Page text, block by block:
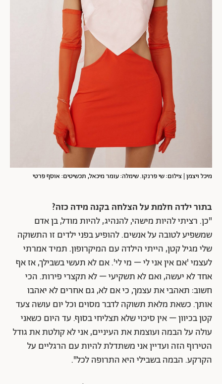
מיכל ויצמן | צילום: שי פרנקו. שימלה: עומר מיכאל, תכשיטים: אוסף פרטי
בתור ילדה חלמת על הצלחה בקנה מידה כזה?
"כן. רציתי להיות מישהי, להנהיג, להיות מודל, בן אדם
שמשפיע לטובה על אנשים. להופיע בפני ילדים זו התשוקה
שלי מגיל קטן, הייתי הילדה עם המיקרופון. תמיד אמרתי
לעצמי 'אם אין אני לי – מי לי'. אם לא תעשי בשבילך, אז אף
אחד לא יעשה, ואם לא תשקיעי – לא תקצרי פירות. הכי
חשוב: תאהבי את עצמך, כי אם לא, גם אחרים לא יאהבו
אותך. כשאת מלאת תשוקה לדבר מסוים וכל יום עושה צעד
קטן בכיוון – אין סיכוי שלא תצליחי בסוף. עד היום כשאני
עולה על הבמה ועוצמת את העיניים, אני לא קולטת את גודל
הטירוף הזה ועדיין אני משתדלת להיות עם הרגליים על
הקרקע. הבמה בשבילי היא התרופה לכל".